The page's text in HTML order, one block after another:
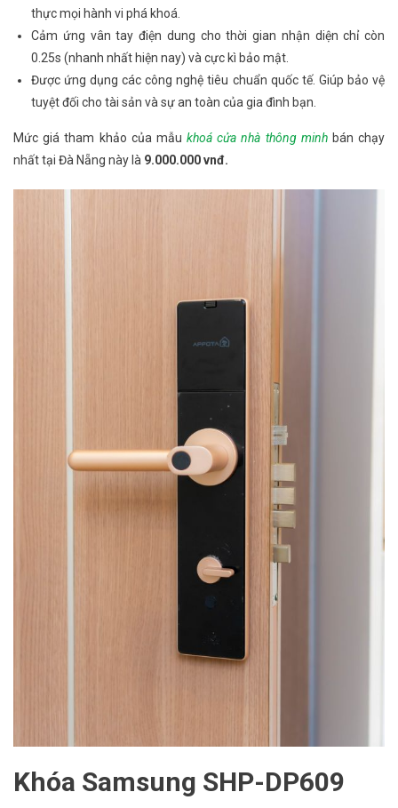
thực mọi hành vi phá khoá.
Cảm ứng vân tay điện dung cho thời gian nhận diện chỉ còn
0.25s (nhanh nhất hiện nay) và cực kì bảo mật.
Được ứng dụng các công nghệ tiêu chuẩn quốc tế. Giúp bảo vệ
tuyệt đối cho tài sản và sự an toàn của gia đình bạn.
Mức giá tham khảo của mẫu khoá cửa nhà thông minhbán chạy
nhất tại Đà Nẵng này là 9.000.000 vnđ.
Khóa Samsung SHP-DP609